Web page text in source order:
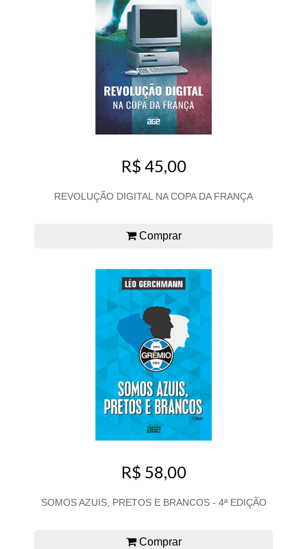
R$ 45,00
REVOLUÇÃO DIGITAL NA COPA DA FRANÇA
Comprar
R$ 58,00
SOMOS AZUIS, PRETOS E BRANCOS - 4ª EDIÇÃO
Comprar